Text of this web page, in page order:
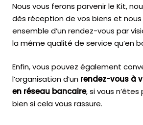
Nous vous ferons parvenir le Kit,
dès réception de vos biens et
ensemble d’un rendez-vous par
la même qualité de service qu’en
Enfin, vous pouvez également
l’organisation d’un rendez-vous à
en réseau bancaire, si vous
bien si cela vous rassure.